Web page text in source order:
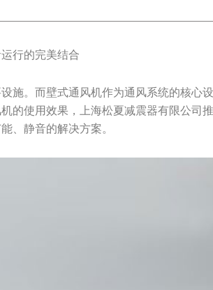
行的完美结合
施。而壁式通风机作为通风系统的核心
的使用效果，上海松夏减震器有限公司
、静音的解决方案。